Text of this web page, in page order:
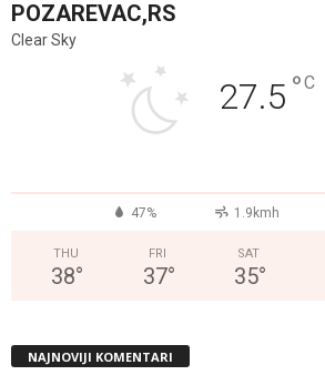
POZAREVAC,RS
Clear Sky
27.5 °C
47% 1.9kmh
THU
38°
FRI
37°
SAT
35°
NAJNOVIJI KOMENTARI